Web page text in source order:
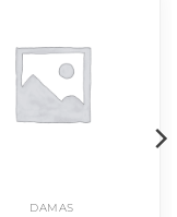
DAMAS